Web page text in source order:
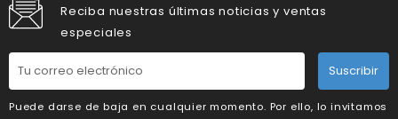
Reciba nuestras últimas noticias y ventas
especiales
Suscribir
Puede darse de baja en cualquier momento. Por ello, lo invitamos